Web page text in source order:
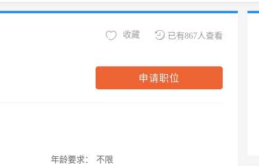
已有867人查看
收藏
申请职位
年龄要求：
不限